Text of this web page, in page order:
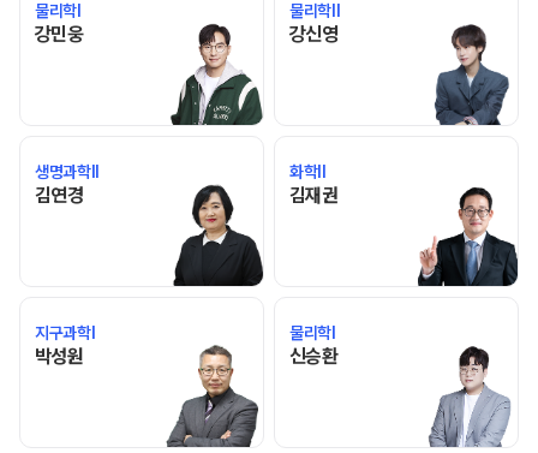
물리학I
강민웅강민웅 선생님 홈 바로가기
물리학II
강신영강신영 선생님 홈 바로가기
생명과학II
김연경김연경 선생님 홈 바로가기
화학II
김재권김재권 선생님 홈 바로가기
지구과학I
박성원박성원 선생님 홈 바로가기
물리학I
신승환신승환 선생님 홈 바로가기